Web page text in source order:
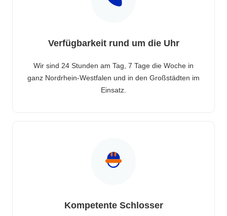
Verfügbarkeit rund um die Uhr
Wir sind 24 Stunden am Tag, 7 Tage die Woche in
ganz Nordrhein-Westfalen und in den Großstädten im
Einsatz.
Kompetente Schlosser